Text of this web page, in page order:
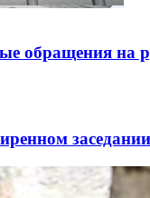
обращения на
заседании